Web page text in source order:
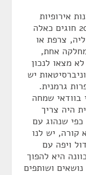
אירופיות
ומדינות נאורות אחרות יש לפחות בין 10 ל-20 חוגים כאלה
צרפת או
אחת,
מצאו לנכון
יש
גרמנית.
בוודאי שמחה
היה צריך
שנהוג עם
קורה, יש לנו
ויפה עם
היא להפוך
ושותפים